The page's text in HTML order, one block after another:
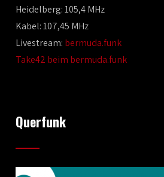
Heidelberg: 105,4 MHz
Kabel: 107,45 MHz
Livestream: bermuda.funk
Take42 beim bermuda.funk
Querfunk